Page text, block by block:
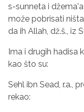
s-sunneta i
može pobrisati
da ih Allah, dž.š., iz
Ima i drugih hadisa
kao što su:
Sehl ibn Sead, r.a.,
rekao: